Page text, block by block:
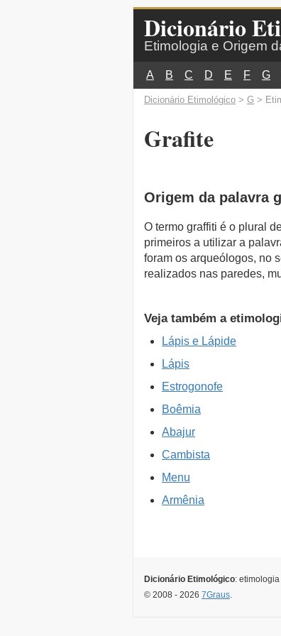
Dicionário
Etimologia e Origem
A B C D E F G
Dicionário Etimológico > G >
Grafite
Origem da palavra
O termo graffiti é o plural
primeiros a utilizar a
foram os arqueólogos, no
realizados nas paredes,
Veja também a
Lápis e Lápide
Lápis
Estrogonofe
Boêmia
Abajur
Cambista
Menu
Armênia
Dicionário Etimológico:
© 2008 - 2026 7Graus.